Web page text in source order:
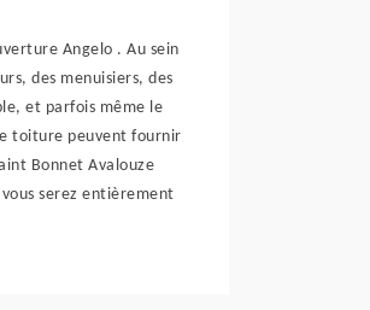
Angelo . Au sein
des menuisiers, des
et parfois même le
toiture peuvent fournir
Bonnet Avalouze
serez entièrement